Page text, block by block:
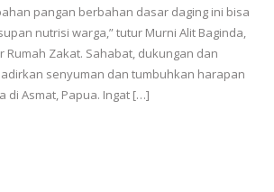
pangan berbahan dasar daging ini bisa
nutrisi warga,” tutur Murni Alit Baginda,
Rumah Zakat. Sahabat, dukungan dan
senyuman dan tumbuhkan harapan
di Asmat, Papua. Ingat […]